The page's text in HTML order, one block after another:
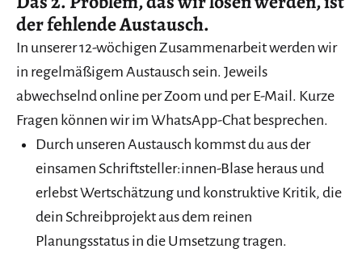
der fehlende Austausch.
In unserer 12-wöchigen Zusammenarbeit werden wir
in regelmäßigem Austausch sein. Jeweils
abwechselnd online per Zoom und per E-Mail. Kurze
Fragen können wir im WhatsApp-Chat besprechen.
Durch unseren Austausch kommst du aus der
einsamen Schriftsteller:innen-Blase heraus und
erlebst Wertschätzung und konstruktive Kritik, die
dein Schreibprojekt aus dem reinen
Planungsstatus in die Umsetzung tragen.